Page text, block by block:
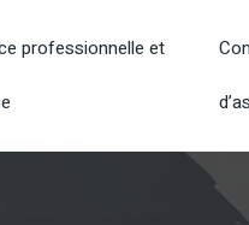
professionnelle et